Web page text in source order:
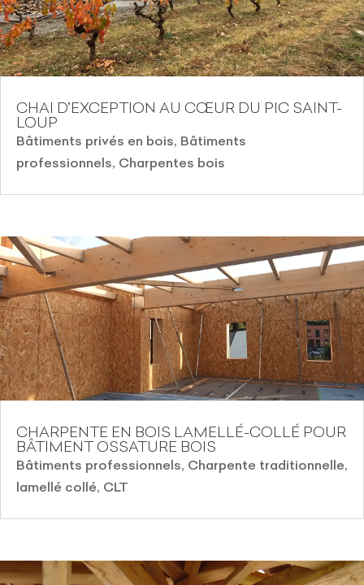
CHAI D’EXCEPTION AU CŒUR DU PIC SAINT-
LOUP
Bâtiments privés en bois, Bâtiments
professionnels, Charpentes bois
CHARPENTE EN BOIS LAMELLÉ-COLLÉ POUR
BÂTIMENT OSSATURE BOIS
Bâtiments professionnels, Charpente traditionnelle,
lamellé collé, CLT